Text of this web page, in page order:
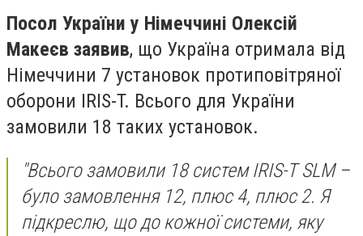
Посол України у Німеччині Олексій
Макеєв заявив, що Україна отримала від
Німеччини 7 установок протиповітряної
оборони IRIS-T. Всього для України
замовили 18 таких установок.
"Всього замовили 18 систем IRIS-T SLM –
було замовлення 12, плюс 4, плюс 2. Я
підкреслю, що до кожної системи, яку